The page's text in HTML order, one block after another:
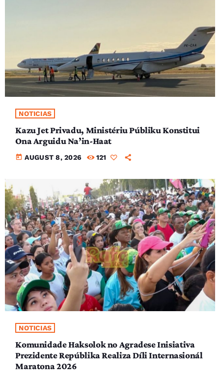
NOTICIAS
Kazu Jet Privadu, Ministériu Públiku Konstitui
Ona Arguidu Na’in-Haat
today AUGUST 8, 2026 121
NOTICIAS
Komunidade Haksolok no Agradese Inisiativa
Prezidente Repúblika Realiza Díli Internasionál
Maratona 2026